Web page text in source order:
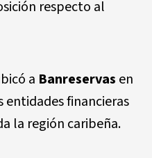
respecto al
a Banreservas en
financieras
la región caribeña.